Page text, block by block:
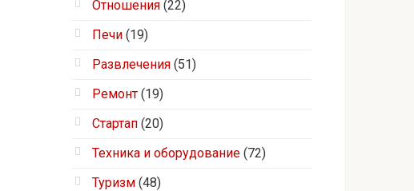
Отношения (22)
Печи (19)
Развлечения (51)
Ремонт (19)
Стартап (20)
Техника и оборудование (72)
Туризм (48)